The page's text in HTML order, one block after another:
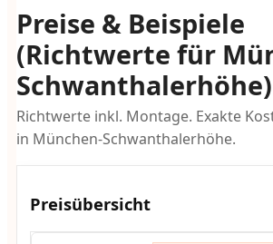
Preise & Beispiele
(Richtwerte für
Schwanthalerhöhe)
Richtwerte inkl. Montage. Exakte
in München-Schwanthalerhöhe.
Preisübersicht